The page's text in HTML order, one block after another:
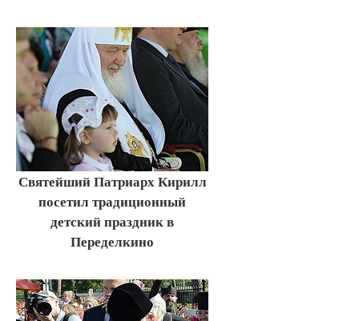
Святейший Патриарх Кирилл
посетил традиционный
детский праздник в
Переделкино